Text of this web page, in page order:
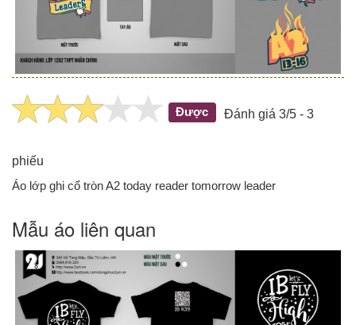
Được Đánh giá 3/5 - 3
phiếu
Áo lớp ghi cổ tròn A2 today reader tomorrow leader
Mẫu áo liên quan